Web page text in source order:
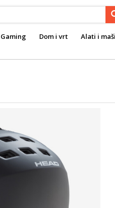
Gaming Dom i vrt Alati i